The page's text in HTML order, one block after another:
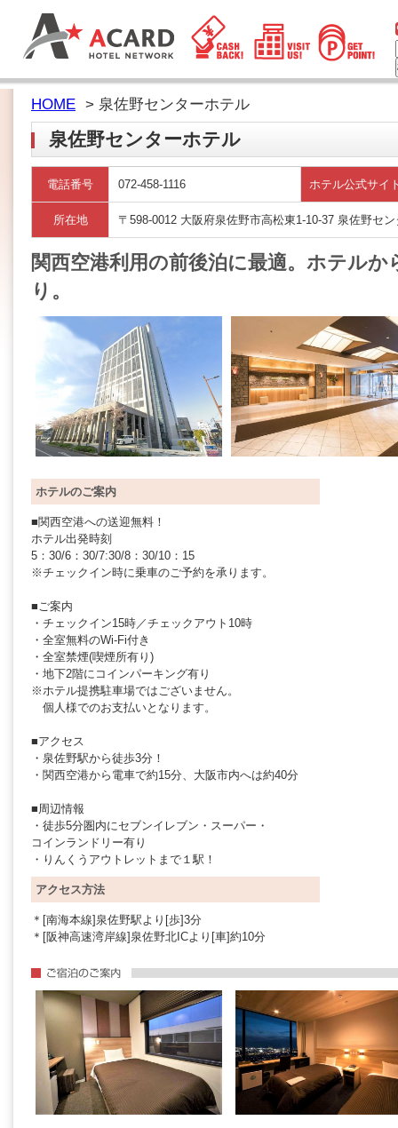
HOME > 泉佐野センターホテル
泉佐野センターホテル
電話番号 072-458-1116 ホテル公式サイ
所在地 〒598-0012 大阪府泉佐野市高松東1-10-37 泉佐野セ
関西空港利用の前後泊に最適。ホテル
り。
ホテルのご案内
■関西空港への送迎無料！
ホテル出発時刻
5：30/6：30/7:30/8：30/10：15
※チェックイン時に乗車のご予約を承ります。
■ご案内
・チェックイン15時／チェックアウト10時
・全室無料のWi-Fi付き
・全室禁煙(喫煙所有り)
・地下2階にコインパーキング有り
※ホテル提携駐車場ではございません。
個人様でのお支払いとなります。
■アクセス
・泉佐野駅から徒歩3分！
・関西空港から電車で約15分、大阪市内へは約40分
■周辺情報
・徒歩5分圏内にセブンイレブン・スーパー・
コインランドリー有り
・りんくうアウトレットまで１駅！
アクセス方法
＊[南海本線]泉佐野駅より[歩]3分
＊[阪神高速湾岸線]泉佐野北ICより[車]約10分